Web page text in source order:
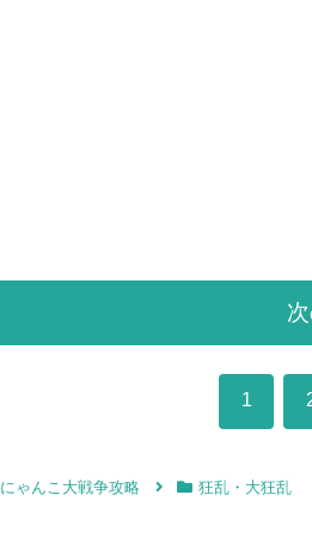
1
にゃんこ大戦争攻略 狂乱・大狂乱